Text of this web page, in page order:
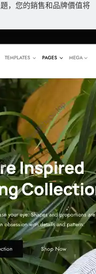
，您的銷售和品牌價值将